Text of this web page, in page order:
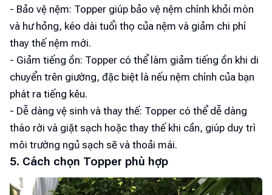
- Bảo vệ nệm: Topper giúp bảo vệ nệm chính khỏi mòn
và hư hỏng, kéo dài tuổi thọ của nệm và giảm chi phí
thay thế nệm mới.
- Giảm tiếng ồn: Topper có thể làm giảm tiếng ồn khi di
chuyển trên giường, đặc biệt là nếu nệm chính của bạn
phát ra tiếng kêu.
- Dễ dàng vệ sinh và thay thế: Topper có thể dễ dàng
tháo rời và giặt sạch hoặc thay thế khi cần, giúp duy trì
môi trường ngủ sạch sẽ và thoải mái.
5. Cách chọn Topper phù hợp